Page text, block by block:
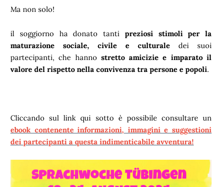
Ma non solo!
il soggiorno ha donato tanti preziosi stimoli per la
maturazione sociale, civile e culturale dei suoi
partecipanti, che hanno stretto amicizie e imparato il
valore del rispetto nella convivenza tra persone e popoli.
Cliccando sul link qui sotto è possibile consultare un
ebook contenente informazioni, immagini e suggestioni
dei partecipanti a questa indimenticabile avventura!